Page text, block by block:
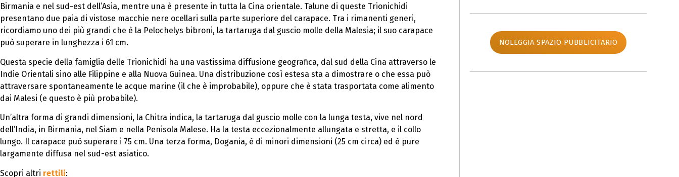
Birmania e nel sud-est dell’Asia, mentre una è presente in tutta la Cina orientale. Talune di queste Trionichidi
presentano due paia di vistose macchie nere ocellari sulla parte superiore del carapace. Tra i rimanenti generi,
ricordiamo uno dei più grandi che è la Pelochelys bibroni, la tartaruga dal guscio molle della Malesia; il suo carapace
può superare in lunghezza i 61 cm.
Questa specie della famiglia delle Trionichidi ha una vastissima diffusione geografica, dal sud della Cina attraverso le
Indie Orientali sino alle Filippine e alla Nuova Guinea. Una distribuzione così estesa sta a dimostrare o che essa può
attraversare spontaneamente le acque marine (il che è improbabile), oppure che è stata trasportata come alimento
dai Malesi (e questo è più probabile).
Un’altra forma di grandi dimensioni, la Chitra indica, la tartaruga dal guscio molle con la lunga testa, vive nel nord
dell’India, in Birmania, nel Siam e nella Penisola Malese. Ha la testa eccezionalmente allungata e stretta, e il collo
lungo. Il carapace può superare i 75 cm. Una terza forma, Dogania, è di minori dimensioni (25 cm circa) ed è pure
largamente diffusa nel sud-est asiatico.
Scopri altri rettili:
NOLEGGIA SPAZIO PUBBLICITARIO